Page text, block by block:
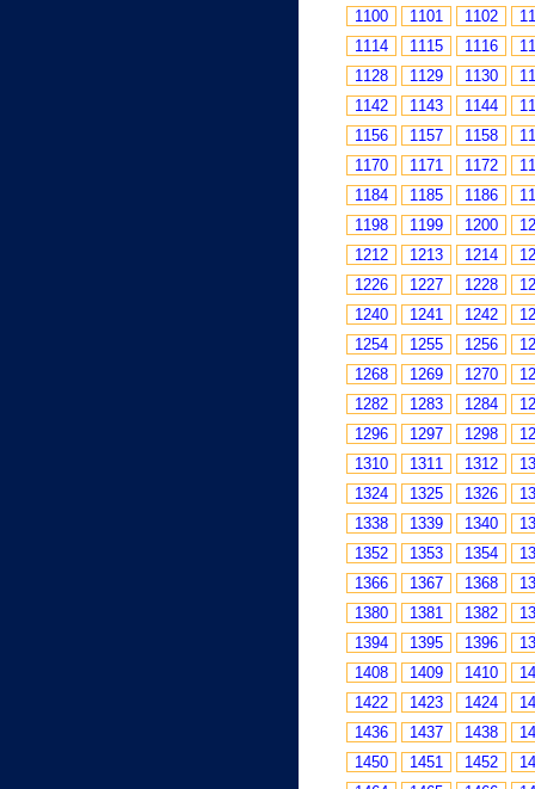
1100
1101 1102
1114
1115 1116
1128
1129 1130
1142
1143 1144
1156
1157 1158
1170
1171 1172
1184
1185 1186
1198
1199 1200
1212
1213 1214
1226
1227 1228
1240
1241 1242
1254
1255 1256
1268
1269 1270
1282
1283 1284
1296
1297 1298
1310
1311 1312
1324
1325 1326
1338
1339 1340
1352
1353 1354
1366
1367 1368
1380
1381 1382
1394
1395 1396
1408
1409 1410
1422
1423 1424
1436
1437 1438
1450
1451 1452